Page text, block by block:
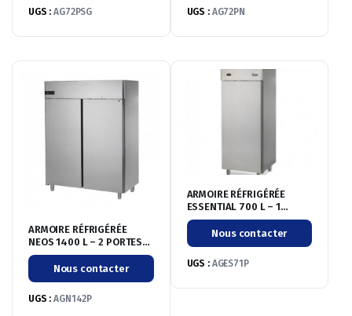
UGS : AG72PSG UGS : AG72PN
ARMOIRE RÉFRIGÉRÉE
NEOS 1400 L – 2 PORTES
PLEINES – POSITIVE
-2°/+8°CNous contacter
UGS : AGN142P
ARMOIRE RÉFRIGÉRÉE
ESSENTIAL 700 L – 1
PORTE PLEINE – POSITIVE
-2°/+8°CNous contacter
UGS : AGES71P